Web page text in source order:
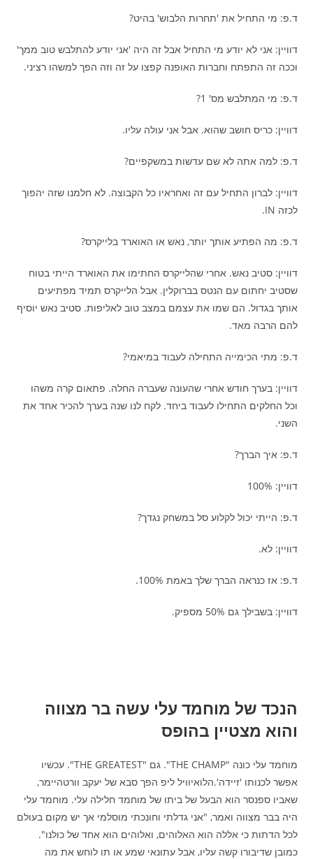
ד.פ: מי התחיל את 'תחרות הלבוש' בהיט?
דוויין: אני לא יודע מי התחיל אבל זה היה 'אני יודע להתלבש טוב ממך'
וככה זה התפתח וחברות האופנה קפצו על זה וזה הפך למשהו רציני.
ד.פ: מי המתלבש מס' 1?
דוויין: כריס חושב שהוא. אבל אני עולה עליו.
ד.פ: למה אתה לא שם עדשות במשקפיים?
דוויין: לברון התחיל עם זה ואחראיו כל הקבוצה. לא חלמנו שזה יהפוך
לכזה IN.
ד.פ: מה הפתיע אותך יותר, נאש או האוארד בלייקרס?
דוויין: סטיב נאש. אחרי שהלייקרס החתימו את האוארד הייתי בטוח
שסטיב יחתום עם הנטס בברוקלין. אבל הלייקרס תמיד מפתיעים
אותך בגדול. הם שמו את עצמם במצב טוב לאליפות. סטיב נאש יוסיף
להם הרבה מאד.
ד.פ: מתי הכימייה התחילה לעבוד במיאמי?
דוויין: בערך חודש אחרי שהעונה שעברה החלה. פתאום קרה משהו
וכל החלקים התחילו לעבוד ביחד. לקח לנו שנה בערך להכיר אחד את
השני.
ד.פ: איך הברך?
דוויין: 100%
ד.פ: הייתי יכול לקלוע סל במשחק נגדך?
דוויין: לא.
ד.פ: אז כנראה הברך שלך באמת 100%.
דוויין: בשבילך גם 50% מספיק.
הנכד של מוחמד עלי עשה בר מצווה
והוא מצטיין בהופס
מוחמד עלי כונה "THE CHAMP". גם "THE GREATEST". עכשיו
אפשר לכנותו 'זיידה'.הלואיוויל ליפ הפך סבא של יעקב וורטהיימר,
שאביו ספנסר הוא הבעל של ביתו של מוחמד חלילה עלי. מוחמד עלי
היה בבר מצווה ואמר, "אני גדלתי וחונכתי מוסלמי אך יש מקום בעולם
לכל הדתות כי אללה הוא האלוהים, ואלוהים הוא אחד של כולנו".
כמובן שדיבורו קשה עליו, אבל עתונאי שמע או תו לוחש את מה